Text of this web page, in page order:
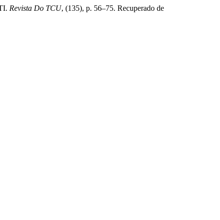
Revista Do TCU, (135), p. 56–75. Recuperado de